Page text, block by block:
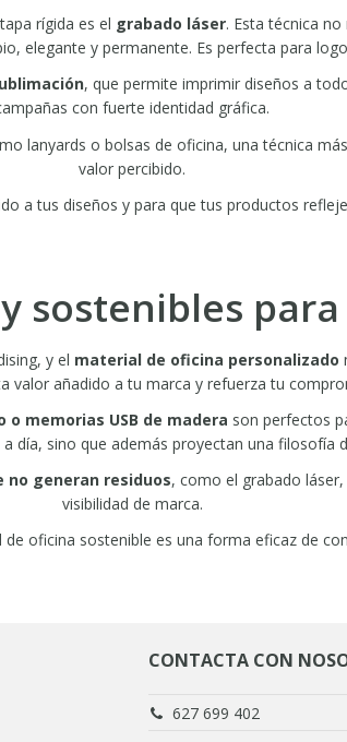
rígida es el grabado láser. Esta técnica
elegante y permanente. Es perfecta para
, que permite imprimir diseños a
con fuerte identidad gráfica.
lanyards o bolsas de oficina, una técnica
valor percibido.
a tus diseños y para que tus productos
sostenibles
y el material de oficina personalizado
valor añadido a tu marca y refuerza tu
memorias USB de madera son perfectos
día, sino que además proyectan una filosofía
no generan residuos, como el grabado
visibilidad de marca.
oficina sostenible es una forma eficaz de
CONTACTA CON
627 699 402